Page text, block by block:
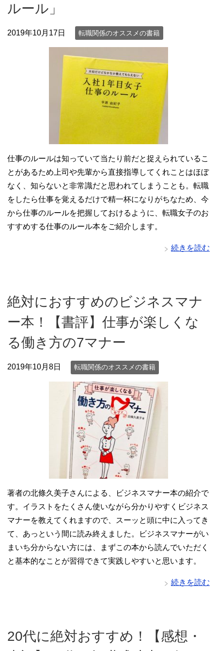
ルール」
2019年10月17日 転職関係のオススメの書籍
仕事のルールは知っていて当たり前だと捉えられているこ
とがあるため上司や先輩から直接指導してくれことはほぼ
なく、知らないと非常識だと思われてしまうことも。転職
をしたら仕事を覚えるだけで精一杯になりがちなため、今
から仕事のルールを把握しておけるように、転職女子のお
すすめする仕事のルール本をご紹介します。
続きを読む
絶対におすすめのビジネスマナ
ー本！【書評】仕事が楽しくな
る働き方の7マナー
2019年10月8日 転職関係のオススメの書籍
著者の北條久美子さんによる、ビジネスマナー本の紹介で
す。イラストをたくさん使いながら分かりやすくビジネス
マナーを教えてくれますので、スーッと頭に中に入ってき
て、あっという間に読み終えました。ビジネスマナーがい
まいち分からない方には、まずこの本から読んでいただく
と基本的なことが習得できて実践しやすいと思います。
続きを読む
20代に絶対おすすめ！【感想・